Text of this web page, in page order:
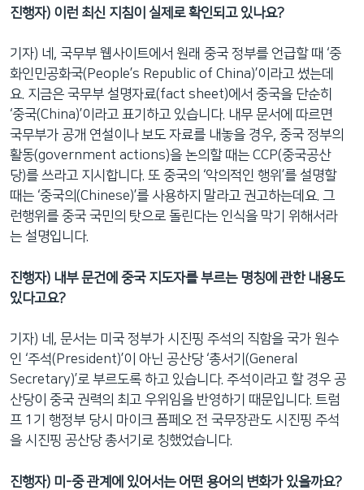
진행자) 이런 최신 지침이 실제로 확인되고 있나요?
기자) 네, 국무부 웹사이트에서 원래 중국 정부를 언급할 때 ‘중
화인민공화국(People’s Republic of China)’이라고 썼는데
요. 지금은 국무부 설명자료(fact sheet)에서 중국을 단순히
‘중국(China)’이라고 표기하고 있습니다. 내무 문서에 따르면
국무부가 공개 연설이나 보도 자료를 내놓을 경우, 중국 정부의
활동(government actions)을 논의할 때는 CCP(중국공산
당)를 쓰라고 지시합니다. 또 중국의 ‘악의적인 행위’를 설명할
때는 ‘중국의(Chinese)’를 사용하지 말라고 권고하는데요. 그
런행위를 중국 국민의 탓으로 돌린다는 인식을 막기 위해서라
는 설명입니다.
진행자) 내부 문건에 중국 지도자를 부르는 명칭에 관한 내용도
있다고요?
기자) 네, 문서는 미국 정부가 시진핑 주석의 직함을 국가 원수
인 ‘주석(President)’이 아닌 공산당 ‘총서기(General
Secretary)’로 부르도록 하고 있습니다. 주석이라고 할 경우 공
산당이 중국 권력의 최고 우위임을 반영하기 때문입니다. 트럼
프 1기 행정부 당시 마이크 폼페오 전 국무장관도 시진핑 주석
을 시진핑 공산당 총서기로 칭했었습니다.
진행자) 미 -중 관계에 있어서는 어떤 용어의 변화가 있을까요?